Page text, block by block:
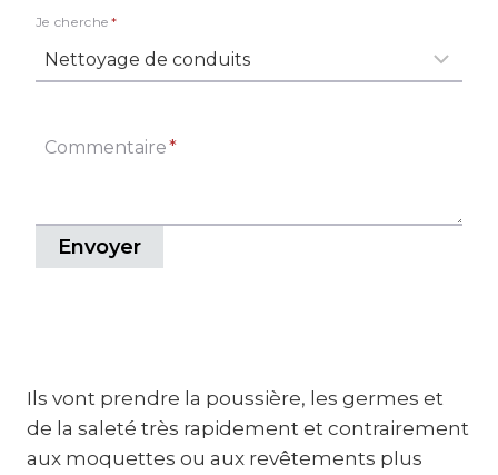
Je cherche *
Commentaire*
Envoyer
Ils vont prendre la poussière, les germes et
de la saleté très rapidement et contrairement
aux moquettes ou aux revêtements plus